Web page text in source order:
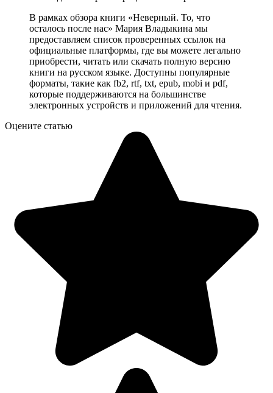
В рамках обзора книги «Неверный. То, что
осталось после нас» Мария Владыкина мы
предоставляем список проверенных ссылок на
официальные платформы, где вы можете легально
приобрести, читать или скачать полную версию
книги на русском языке. Доступны популярные
форматы, такие как fb2, rtf, txt, epub, mobi и pdf,
которые поддерживаются на большинстве
электронных устройств и приложений для чтения.
Оцените статью